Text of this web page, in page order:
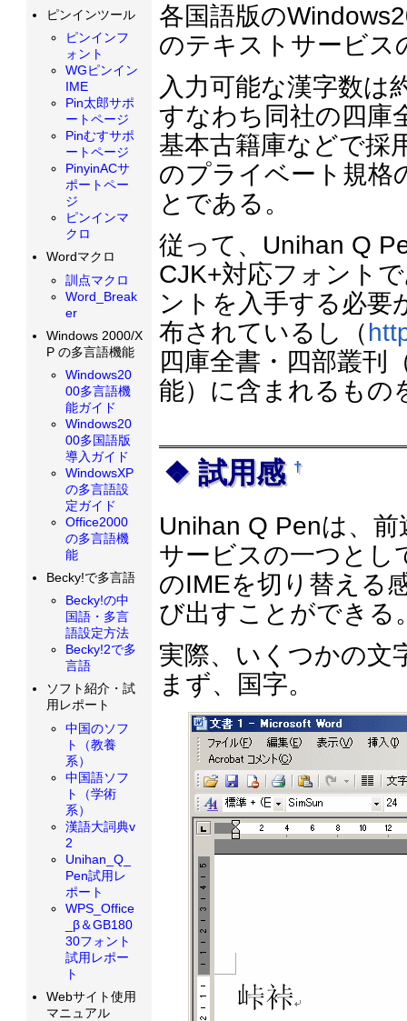
各国語版の
のテキストサービス
入力可能な漢字数は
すなわち同社の四庫
基本古籍庫などで
のプライベート規格
とである。
従って、Unihan Q
CJK+対応フォント
ントを入手する必要
布されているし（
四庫全書・四部叢刊
能）に含まれるもの
試用感 †
Unihan Q Penは、
サービスの一つとし
のIMEを切り替える
び出すことができる
実際、いくつかの文
まず、国字。
ピンインツール
ピンインフ
ォント
WGピンイン
IME
Pin太郎サポ
ートページ
Pinむすサポ
ートページ
PinyinACサ
ポートペー
ジ
ピンインマ
クロ
Wordマクロ
訓点マクロ
Word_Break
er
Windows 2000/X
P の多言語機能
Windows20
00多言語機
能ガイド
Windows20
00多国語版
導入ガイド
WindowsXP
の多言語設
定ガイド
Office2000
の多言語機
能
Becky!で多言語
Becky!の中
国語・多言
語設定方法
Becky!2で多
言語
ソフト紹介・試
用レポート
中国のソフ
ト（教養
系）
中国語ソフ
ト（学術
系）
漢語大詞典v
2
Unihan_Q_
Pen試用レ
ポート
WPS_Office
_β＆GB180
30フォント
試用レポー
ト
Webサイト使用
マニュアル